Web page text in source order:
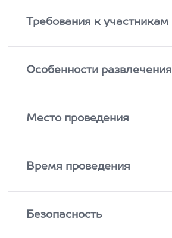
Требования к участникам
Особенности развлечения
Место проведения
Время проведения
Безопасность